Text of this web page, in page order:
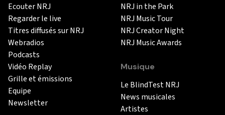
Ecouter NRJ
Regarder le live
Titres diffusés sur NRJ
Webradios
Podcasts
Vidéo Replay
Grille et émissions
Equipe
Newsletter
NRJ in the Park
NRJ Music Tour
NRJ Creator Night
NRJ Music Awards
Musique
Le BlindTest NRJ
News musicales
Artistes